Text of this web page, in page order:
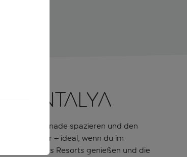
Antalya
der Promenade spazieren und den
erreichbar – ideal, wenn du im
eines Resorts genießen und die